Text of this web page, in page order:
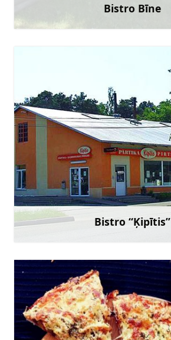
Bistro Bīne
Bistro “Ķipītis”
kipitisroja1@inbox.lv
+371 26373806
Doties